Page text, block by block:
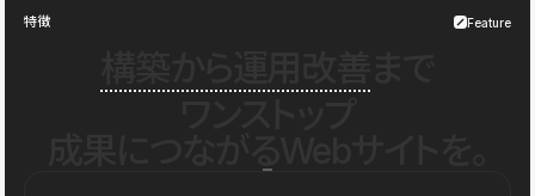
特徴 Feature